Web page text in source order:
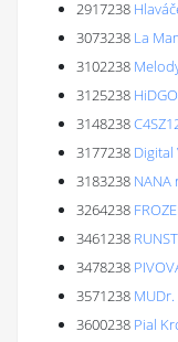
2917238
3073238 La
3102238
3125238
3148238
3177238 Digital
3183238 NANA
3264238
3461238
3478238
3571238
3600238 Pial